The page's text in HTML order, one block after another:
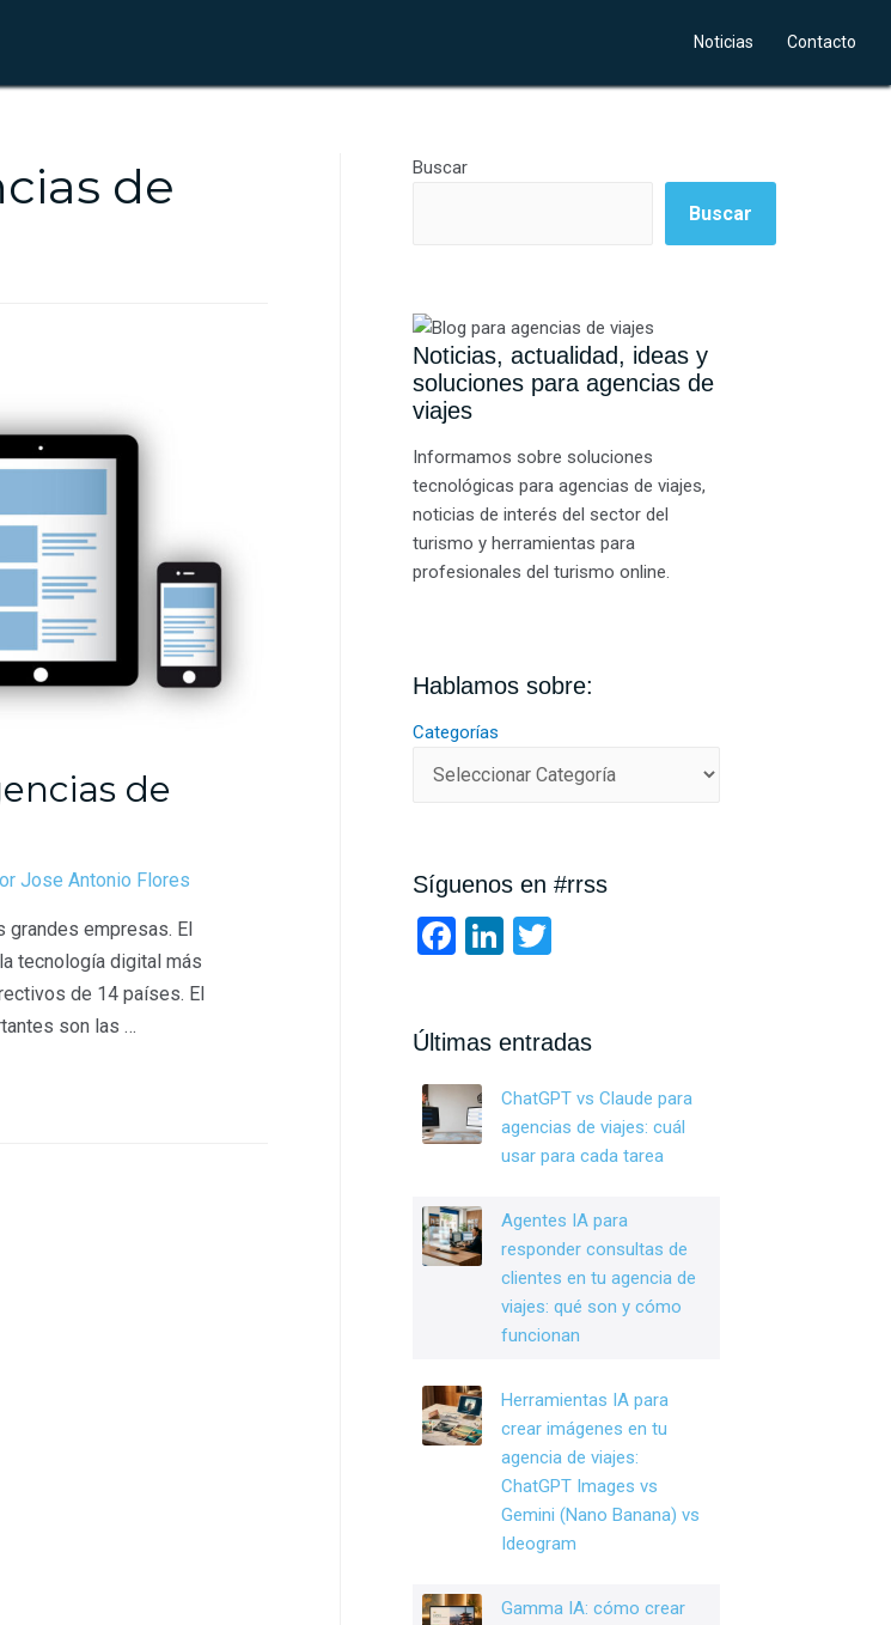
Noticias Contacto
de
de
Jose Antonio Flores
grandes empresas. El
tecnología digital más
de 14 países. El
son las …
Buscar
Buscar
Noticias, actualidad, ideas y
soluciones para agencias de
viajes
Informamos sobre soluciones
tecnológicas para agencias de viajes,
noticias de interés del sector del
turismo y herramientas para
profesionales del turismo online.
Hablamos sobre:
Categorías
Síguenos en #rrss
F
b
o
o
Li
dI
n
er
Últimas entradas
ChatGPT vs Claude para
agencias de viajes: cuál
usar para cada tarea
Agentes IA para
responder consultas de
clientes en tu agencia de
viajes: qué son y cómo
funcionan
Herramientas IA para
crear imágenes en tu
agencia de viajes:
ChatGPT Images vs
Gemini (Nano Banana) vs
Ideogram
Gamma IA: cómo crear